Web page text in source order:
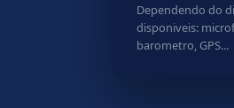
Dependendo do
disponiveis:
barometro, GPS...